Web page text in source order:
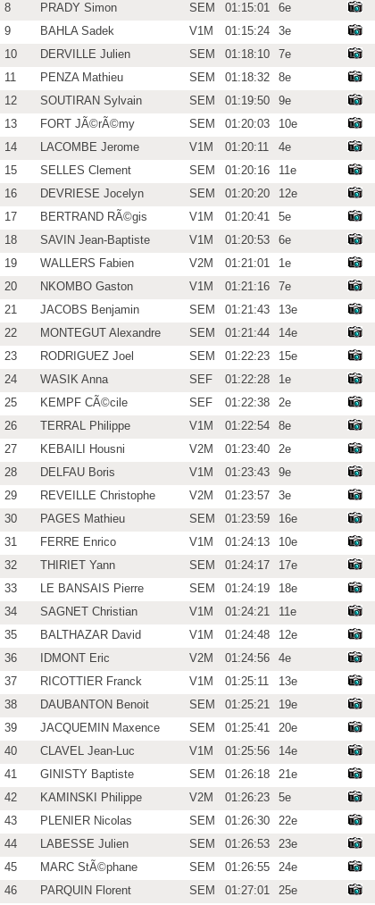
8
PRADY Simon SEM 01:15:01
6e
9
BAHLA Sadek V1M 01:15:24
3e
10
DERVILLE Julien SEM 01:18:10
7e
11
PENZA Mathieu SEM 01:18:32
8e
12
SOUTIRAN Sylvain SEM 01:19:50
9e
13
FORT JÃ©rÃ©my SEM 01:20:03
10e
14
LACOMBE Jerome V1M 01:20:11
4e
15
SELLES Clement SEM 01:20:16
11e
16
DEVRIESE Jocelyn SEM 01:20:20
12e
17
BERTRAND RÃ©gis V1M 01:20:41
5e
18
SAVIN Jean-Baptiste V1M 01:20:53
6e
19
WALLERS Fabien V2M 01:21:01
1e
20
NKOMBO Gaston V1M 01:21:16
7e
21
JACOBS Benjamin SEM 01:21:43
13e
22
MONTEGUT Alexandre SEM 01:21:44
14e
23
RODRIGUEZ Joel SEM 01:22:23
15e
24
WASIK Anna SEF 01:22:28
1e
25
KEMPF CÃ©cile SEF 01:22:38
2e
26
TERRAL Philippe V1M 01:22:54
8e
27
KEBAILI Housni V2M 01:23:40
2e
28
DELFAU Boris V1M 01:23:43
9e
29
REVEILLE Christophe V2M 01:23:57
3e
30
PAGES Mathieu SEM 01:23:59
16e
31
FERRE Enrico V1M 01:24:13
10e
32
THIRIET Yann SEM 01:24:17
17e
33
LE BANSAIS Pierre SEM 01:24:19
18e
34
SAGNET Christian V1M 01:24:21
11e
35
BALTHAZAR David V1M 01:24:48
12e
36
IDMONT Eric V2M 01:24:56
4e
37
RICOTTIER Franck V1M 01:25:11
13e
38
DAUBANTON Benoit SEM 01:25:21
19e
39
JACQUEMIN Maxence SEM 01:25:41
20e
40
CLAVEL Jean-Luc V1M 01:25:56
14e
41
GINISTY Baptiste SEM 01:26:18
21e
42
KAMINSKI Philippe V2M 01:26:23
5e
43
PLENIER Nicolas SEM 01:26:30
22e
44
LABESSE Julien SEM 01:26:53
23e
45
MARC StÃ©phane SEM 01:26:55
24e
46
PARQUIN Florent SEM 01:27:01 25e